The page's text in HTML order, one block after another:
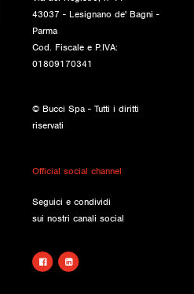
43037 - Lesignano de' Bagni -
Parma
Cod. Fiscale e P.IVA:
01809170341
© Bucci Spa - Tutti i diritti
riservati
Official social channel
Seguici e condividi
sui nostri canali social